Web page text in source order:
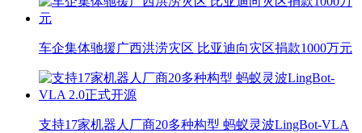
车企集体驰援广西洪涝灾区 比亚迪向灾区捐款1000万元
支持17家机器人厂商20多种构型 蚂蚁灵波LingBot-VLA